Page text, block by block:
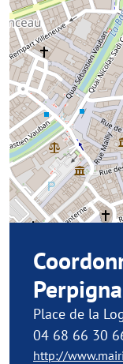
Place de la
04 68 66 30
http://